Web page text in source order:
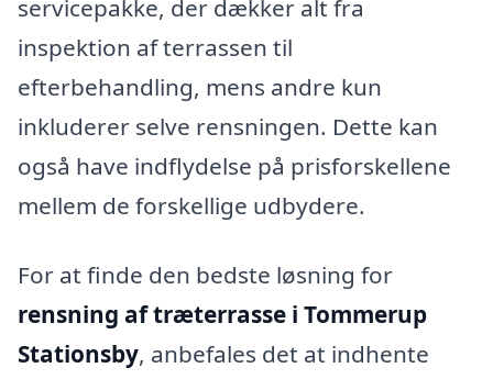
servicepakke, der dækker alt fra
inspektion af terrassen til
efterbehandling, mens andre kun
inkluderer selve rensningen. Dette kan
også have indflydelse på prisforskellene
mellem de forskellige udbydere.
For at finde den bedste løsning for
rensning af træterrasse i Tommerup
Stationsby, anbefales det at indhente